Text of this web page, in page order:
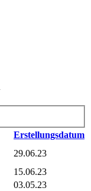
Erstellungsdatum
29.06.23
15.06.23
03.05.23